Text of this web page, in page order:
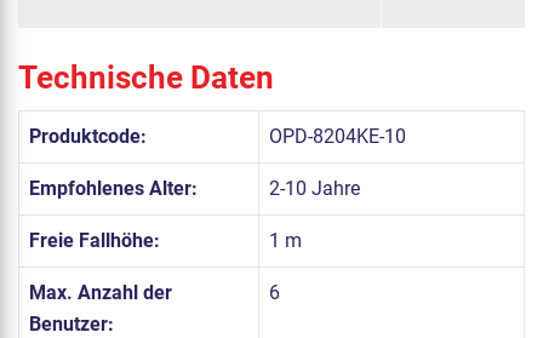
Technische Daten
Produktcode: OPD-8204KE-10
Empfohlenes Alter: 2-10 Jahre
Freie Fallhöhe: 1 m
Max. Anzahl der
Benutzer:
6